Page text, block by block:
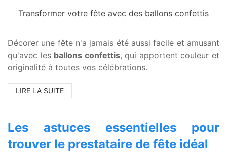
Transformer votre fête avec des ballons confettis
Décorer une fête n'a jamais été aussi facile et amusant
qu'avec les ballons confettis, qui apportent couleur et
originalité à toutes vos célébrations.
LIRE LA SUITE
Les astuces essentielles pour
trouver le prestataire de fête idéal